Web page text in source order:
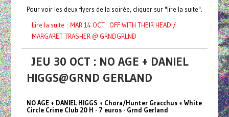
Pour voir les deux flyers de la soirée, cliquer sur "lire la suite".
Lire la suite : MAR 14 OCT : OFF WITH THEIR HEAD /
MARGARET TRASHER @ GRNDGRLND
JEU 30 OCT : NO AGE + DANIEL
HIGGS@GRND GERLAND
NO AGE + DANIEL HIGGS + Chora/Hunter Gracchus + White
Circle Crime Club 20 H - 7 euros - Grnd Gerland